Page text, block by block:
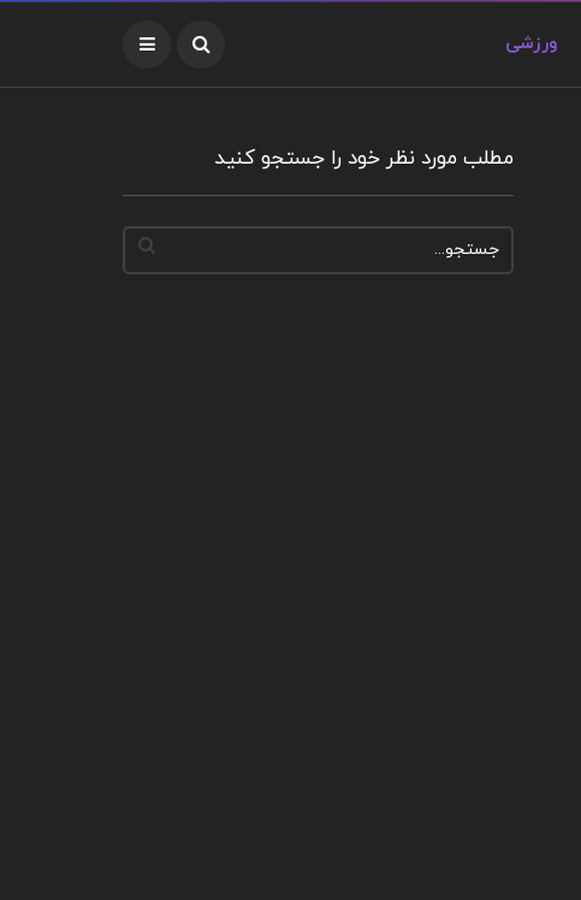
ورزشی
مطلب مورد نظر خود را جستجو کنید